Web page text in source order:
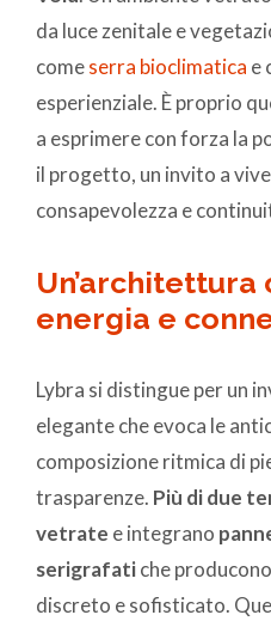
da luce zenitale e
comeserra bioclimatica e
esperienziale. È proprio
a esprimere con forza la
il progetto, un invito a
consapevolezza e
Un’architettura
energia e
Lybra si distingue per un
elegante che evoca le
composizione ritmica di
trasparenze. Più di due
vetrate e integrano
serigrafatiche
discreto e sofisticato.